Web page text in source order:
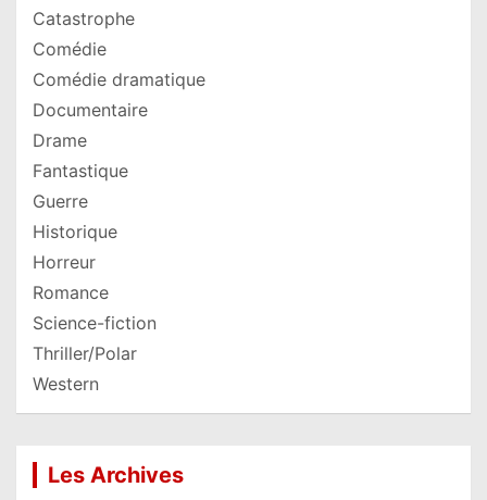
Catastrophe
Comédie
Comédie dramatique
Documentaire
Drame
Fantastique
Guerre
Historique
Horreur
Romance
Science-fiction
Thriller/Polar
Western
Les Archives